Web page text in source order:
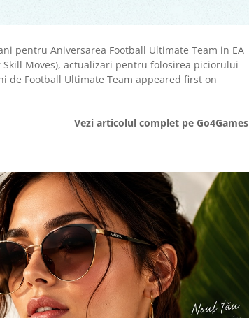
pentru Aniversarea Football Ultimate Team in EA
Moves), actualizari pentru folosirea piciorului
de Football Ultimate Team appeared first on
Vezi articolul complet pe Go4Games